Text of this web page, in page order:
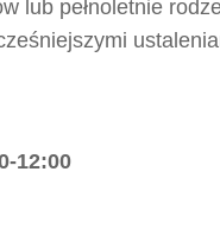
lub pełnoletnie
12:00